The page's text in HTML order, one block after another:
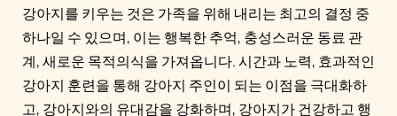
강아지를 키우는 것은 가족을 위해 내리는 최고의 결정 중
하나일 수 있으며, 이는 행복한 추억, 충성스러운 동료 관
계, 새로운 목적의식을 가져옵니다. 시간과 노력, 효과적인
강아지 훈련을 통해 강아지 주인이 되는 이점을 극대화하
고, 강아지와의 유대감을 강화하며, 강아지가 건강하고 행